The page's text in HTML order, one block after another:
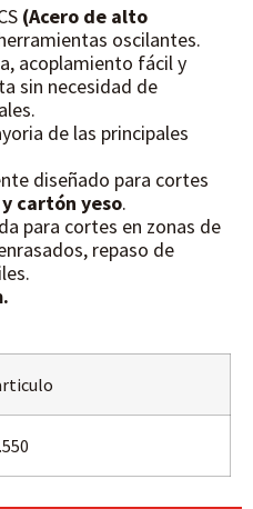
(Acero de alto
oscilantes.
acoplamiento fácil y
sin necesidad de
de las principales
diseñado para cortes
cartón yeso.
para cortes en zonas de
repaso de